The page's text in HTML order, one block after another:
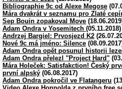
Bibliographie 9c od Alexe Megose
Mára dvakrát v seznamu pro Zlaté
Sep Bouin zopakoval Move
Adam Ondra v Yosemitech (05.11.2018)
Andrzej Bargiel: Prvosjezd K2
Nové 9c má jméno: Silence
Adam Ondra opět posunul historii
Adam Ondra přelezl "Project Hard"
Mára Holeček: Satisfakction! Český
první alpský (06.08.2017)
Adam Ondra pokročil ve Flatangeru